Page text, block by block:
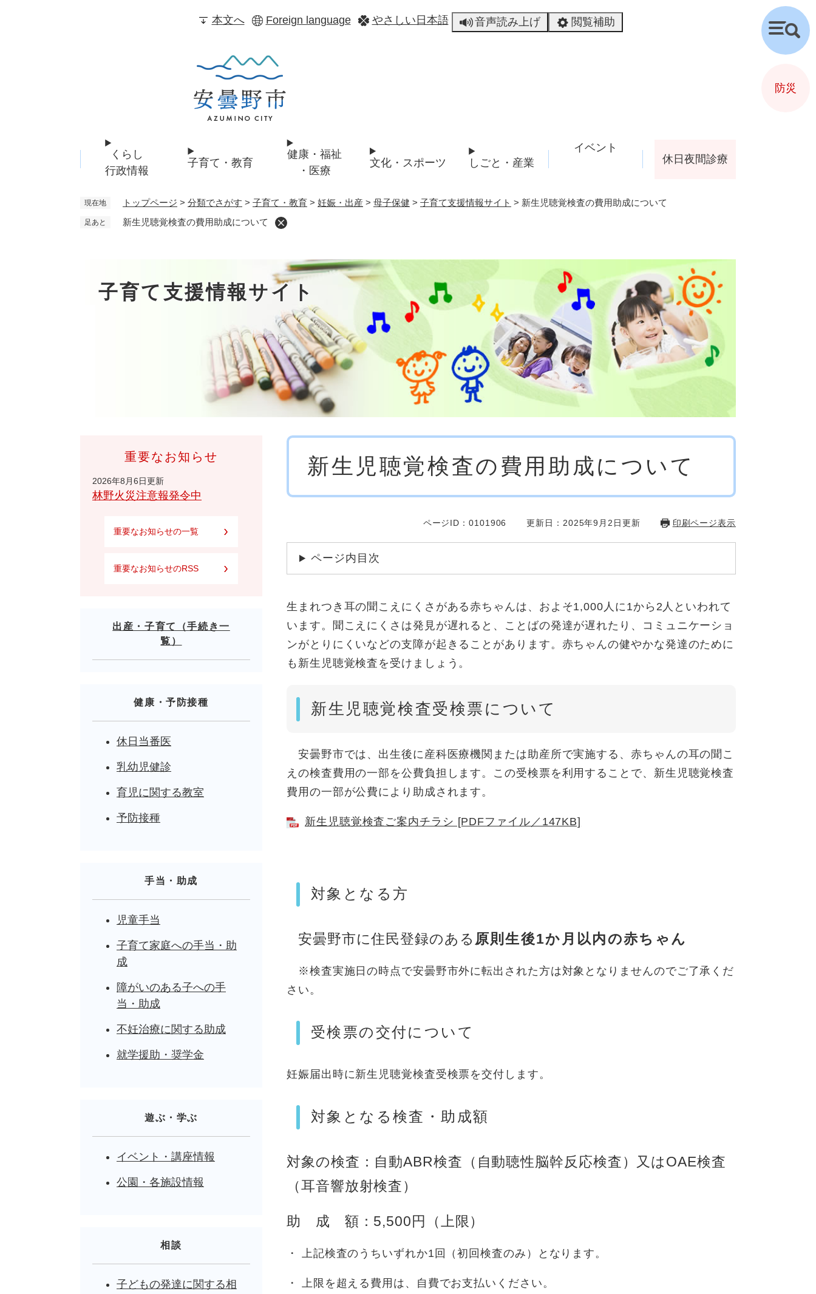
本文へ Foreign language やさしい日本語 音声読み上げ 閲覧補助
くらし
行政情報
子育て・教育
健康・福祉
・医療
文化・スポーツ しごと・産業
イベント
休日夜間診療
現在地 トップページ > 分類でさがす > 子育て・教育 > 妊娠・出産 > 母子保健 > 子育て支援情報サイト > 新生児聴覚検査の費用助成について
足あと 新生児聴覚検査の費用助成について
子育て支援情報サイト
新生児聴覚検査の費用助成について
ページID：0101906 更新日：2025年9月2日更新 印刷ページ表示
ページ内目次
生まれつき耳の聞こえにくさがある赤ちゃんは、およそ1,000人に1から2人といわれて
います。聞こえにくさは発見が遅れると、ことばの発達が遅れたり、コミュニケーショ
ンがとりにくいなどの支障が起きることがあります。赤ちゃんの健やかな発達のために
も新生児聴覚検査を受けましょう。
新生児聴覚検査受検票について
安曇野市では、出生後に産科医療機関または助産所で実施する、赤ちゃんの耳の聞こ
えの検査費用の一部を公費負担します。この受検票を利用することで、新生児聴覚検査
費用の一部が公費により助成されます。
新生児聴覚検査ご案内チラシ [PDFファイル／147KB]
対象となる方
安曇野市に住民登録のある 原則生後1か月以内の赤ちゃん
※検査実施日の時点で安曇野市外に転出された方は対象となりませんのでご了承くだ
さい。
受検票の交付について
妊娠届出時に新生児聴覚検査受検票を交付します。
対象となる検査・助成額
対象の検査：自動ABR検査（自動聴性脳幹反応検査）又はOAE検査
（耳音響放射検査）
助 成 額：5,500円（上限）
・ 上記検査のうちいずれか1回（初回検査のみ）となります。
・ 上限を超える費用は、自費でお支払いください。
重要なお知らせ
2026年8月6日更新
林野火災注意報発令中
重要なお知らせの一覧
重要なお知らせのRSS
出産・子育て（手続き一
覧）
健康・予防接種
休日当番医
乳幼児健診
育児に関する教室
予防接種
手当・助成
児童手当
子育て家庭への手当・助
成
障がいのある子への手
当・助成
不妊治療に関する助成
就学援助・奨学金
遊ぶ・学ぶ
イベント・講座情報
公園・各施設情報
相談
子どもの発達に関する相
検
索
防災